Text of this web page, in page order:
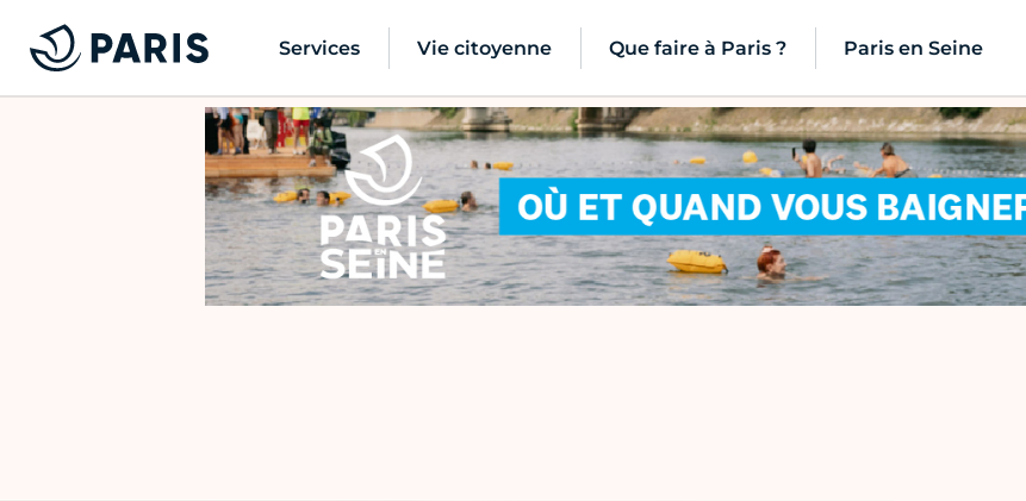
Services Vie citoyenne Que faire à Paris ? Paris en Seine